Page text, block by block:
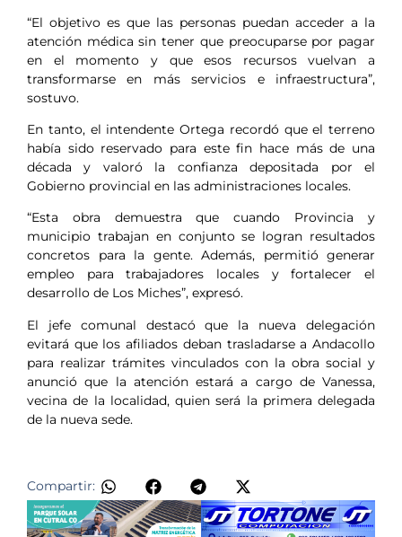
“El objetivo es que las personas puedan acceder a la
atención médica sin tener que preocuparse por pagar
en el momento y que esos recursos vuelvan a
transformarse en más servicios e infraestructura”,
sostuvo.
En tanto, el intendente Ortega recordó que el terreno
había sido reservado para este fin hace más de una
década y valoró la confianza depositada por el
Gobierno provincial en las administraciones locales.
“Esta obra demuestra que cuando Provincia y
municipio trabajan en conjunto se logran resultados
concretos para la gente. Además, permitió generar
empleo para trabajadores locales y fortalecer el
desarrollo de Los Miches”, expresó.
El jefe comunal destacó que la nueva delegación
evitará que los afiliados deban trasladarse a Andacollo
para realizar trámites vinculados con la obra social y
anunció que la atención estará a cargo de Vanessa,
vecina de la localidad, quien será la primera delegada
de la nueva sede.
Compartir: